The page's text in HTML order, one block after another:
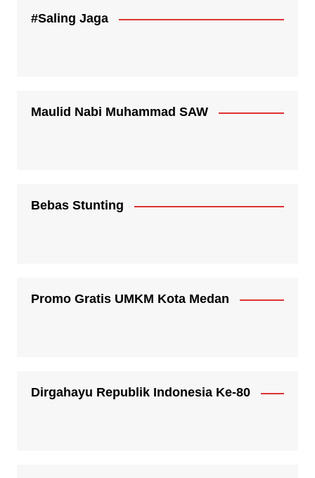
#Saling Jaga
Maulid Nabi Muhammad SAW
Bebas Stunting
Promo Gratis UMKM Kota Medan
Dirgahayu Republik Indonesia Ke-80